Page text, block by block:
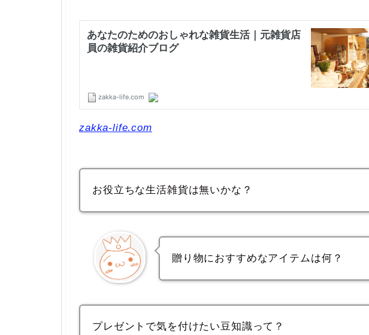
zakka-life.com
お役立ちな生活雑貨は無いかな？
贈り物におすすめなアイテムは何？
プレゼントで気を付けたい豆知識って？